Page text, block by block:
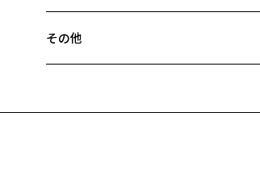
ZA232001-21E1:華やかさと明るさを演出。
ZA232001-49E1:落ち着いたファッションに軽
もなじみ、
フレームとレンズの合計料金
その他